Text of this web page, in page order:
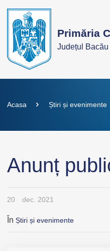
Primăria
Județul Bacău
Acasa Știri și evenimente
Anunț
20 dec. 2021
În Știri și evenimente